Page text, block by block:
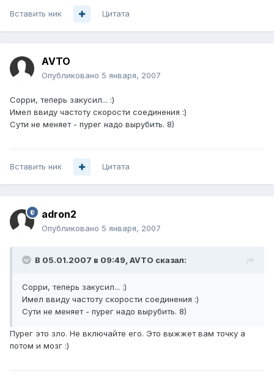
Вставить ник Цитата
AVTO
Опубликовано 5 января, 2007
Сорри, теперь закусил... :)
Имел ввиду частоту скорости соединения :)
Сути не меняет - пурег надо вырубить. 8)
Вставить ник Цитата
adron2
Опубликовано 5 января, 2007
В 05.01.2007 в 09:49, AVTO сказал:
Сорри, теперь закусил... :)
Имел ввиду частоту скорости соединения :)
Сути не меняет - пурег надо вырубить. 8)
Пурег это зло. Не включайте его. Это выжжет вам точку а
потом и мозг :)